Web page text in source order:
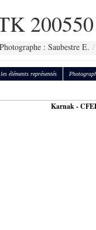
200550
Photographe : Saubestre E.
éléments représentés